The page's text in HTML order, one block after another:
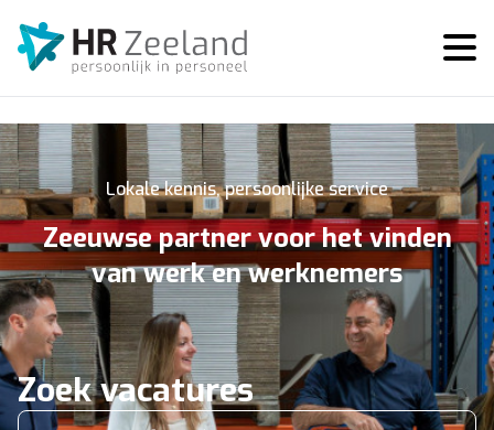
Lokale kennis, persoonlijke service
Zeeuwse partner voor het vinden
van werk en werknemers
Zoek vacatures